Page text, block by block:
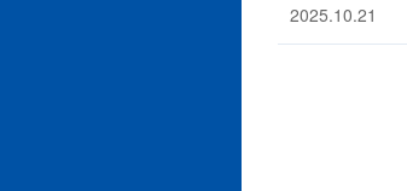
2025.10.21